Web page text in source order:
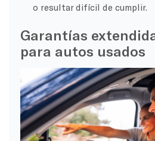
o resultar difícil de cumplir.
Garantías
para autos usados